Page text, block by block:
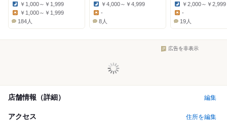
Dinner:
￥1,000～￥1,999
￥1,000～￥1,999
184人
Dinner:
￥4,000～￥4,999
-
8人
Dinner:
￥2,000～￥2,999
-
19人
広告を非表示
店舗情報（詳細） 編集
アクセス 住所を編集